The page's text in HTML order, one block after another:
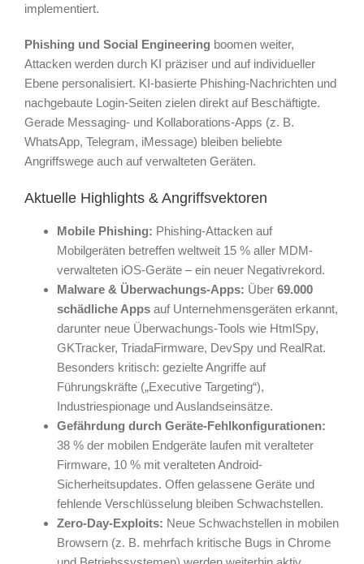
implementiert.
Phishing und Social Engineering boomen weiter,
Attacken werden durch KI präziser und auf individueller
Ebene personalisiert. KI-basierte Phishing-Nachrichten und
nachgebaute Login-Seiten zielen direkt auf Beschäftigte.
Gerade Messaging- und Kollaborations-Apps (z. B.
WhatsApp, Telegram, iMessage) bleiben beliebte
Angriffswege auch auf verwalteten Geräten.
Aktuelle Highlights & Angriffsvektoren
Mobile Phishing: Phishing-Attacken auf
Mobilgeräten betreffen weltweit 15 % aller MDM-
verwalteten iOS-Geräte – ein neuer Negativrekord.
Malware & Überwachungs-Apps: Über 69.000
schädliche Appsauf Unternehmensgeräten erkannt,
darunter neue Überwachungs-Tools wie HtmlSpy,
GKTracker, TriadaFirmware, DevSpy und RealRat.
Besonders kritisch: gezielte Angriffe auf
Führungskräfte („Executive Targeting“),
Industriespionage und Auslandseinsätze.
Gefährdung durch Geräte-Fehlkonfigurationen:
38 % der mobilen Endgeräte laufen mit veralteter
Firmware, 10 % mit veralteten Android-
Sicherheitsupdates. Offen gelassene Geräte und
fehlende Verschlüsselung bleiben Schwachstellen.
Zero-Day-Exploits: Neue Schwachstellen in mobilen
Browsern (z. B. mehrfach kritische Bugs in Chrome